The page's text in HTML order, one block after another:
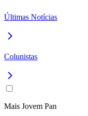
Últimas Notícias
Colunistas
Mais Jovem Pan